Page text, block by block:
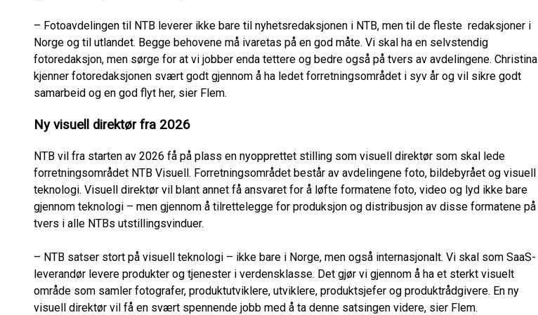
– Fotoavdelingen til NTB leverer ikke bare til nyhetsredaksjonen i NTB, men til de fleste redaksjoner i
Norge og til utlandet. Begge behovene må ivaretas på en god måte. Vi skal ha en selvstendig
fotoredaksjon, men sørge for at vi jobber enda tettere og bedre også på tvers av avdelingene. Christina
kjenner fotoredaksjonen svært godt gjennom å ha ledet forretningsområdet i syv år og vil sikre godt
samarbeid og en god flyt her, sier Flem.
Ny visuell direktør fra 2026
NTB vil fra starten av 2026 få på plass en nyopprettet stilling som visuell direktør som skal lede
forretningsområdet NTB Visuell. Forretningsområdet består av avdelingene foto, bildebyrået og visuell
teknologi. Visuell direktør vil blant annet få ansvaret for å løfte formatene foto, video og lyd ikke bare
gjennom teknologi – men gjennom å tilrettelegge for produksjon og distribusjon av disse formatene på
tvers i alle NTBs utstillingsvinduer.
– NTB satser stort på visuell teknologi – ikke bare i Norge, men også internasjonalt. Vi skal som SaaS-
leverandør levere produkter og tjenester i verdensklasse. Det gjør vi gjennom å ha et sterkt visuelt
område som samler fotografer, produktutviklere, utviklere, produktsjefer og produktrådgivere. En ny
visuell direktør vil få en svært spennende jobb med å ta denne satsingen videre, sier Flem.